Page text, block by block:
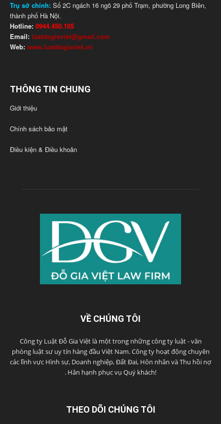
Trụ sở chính: Số 2C ngách 16 ngõ 29 phố Trạm, phường Long Biên,
thành phố Hà Nội.
Hotline: 0944.450.105
Email: luatdogiaviet@gmail.com
Web: www.luatdogiaviet.vn
THÔNG TIN CHUNG
Giới thiệu
Chính sách bảo mật
Điều kiện & Điều khoản
VỀ CHÚNG TÔI
Công ty Luật Đỗ Gia Việt là một trong những công ty luật - văn
phòng luật sư uy tín hàng đầu Việt Nam. Công ty hoạt động chuyên
các lĩnh vực Hình sự, Doanh nghiệp, Đất Đai, Hôn nhân và Thu hồi nợ
. Hân hạnh phục vụ Quý khách!
THEO DÕI CHÚNG TÔI